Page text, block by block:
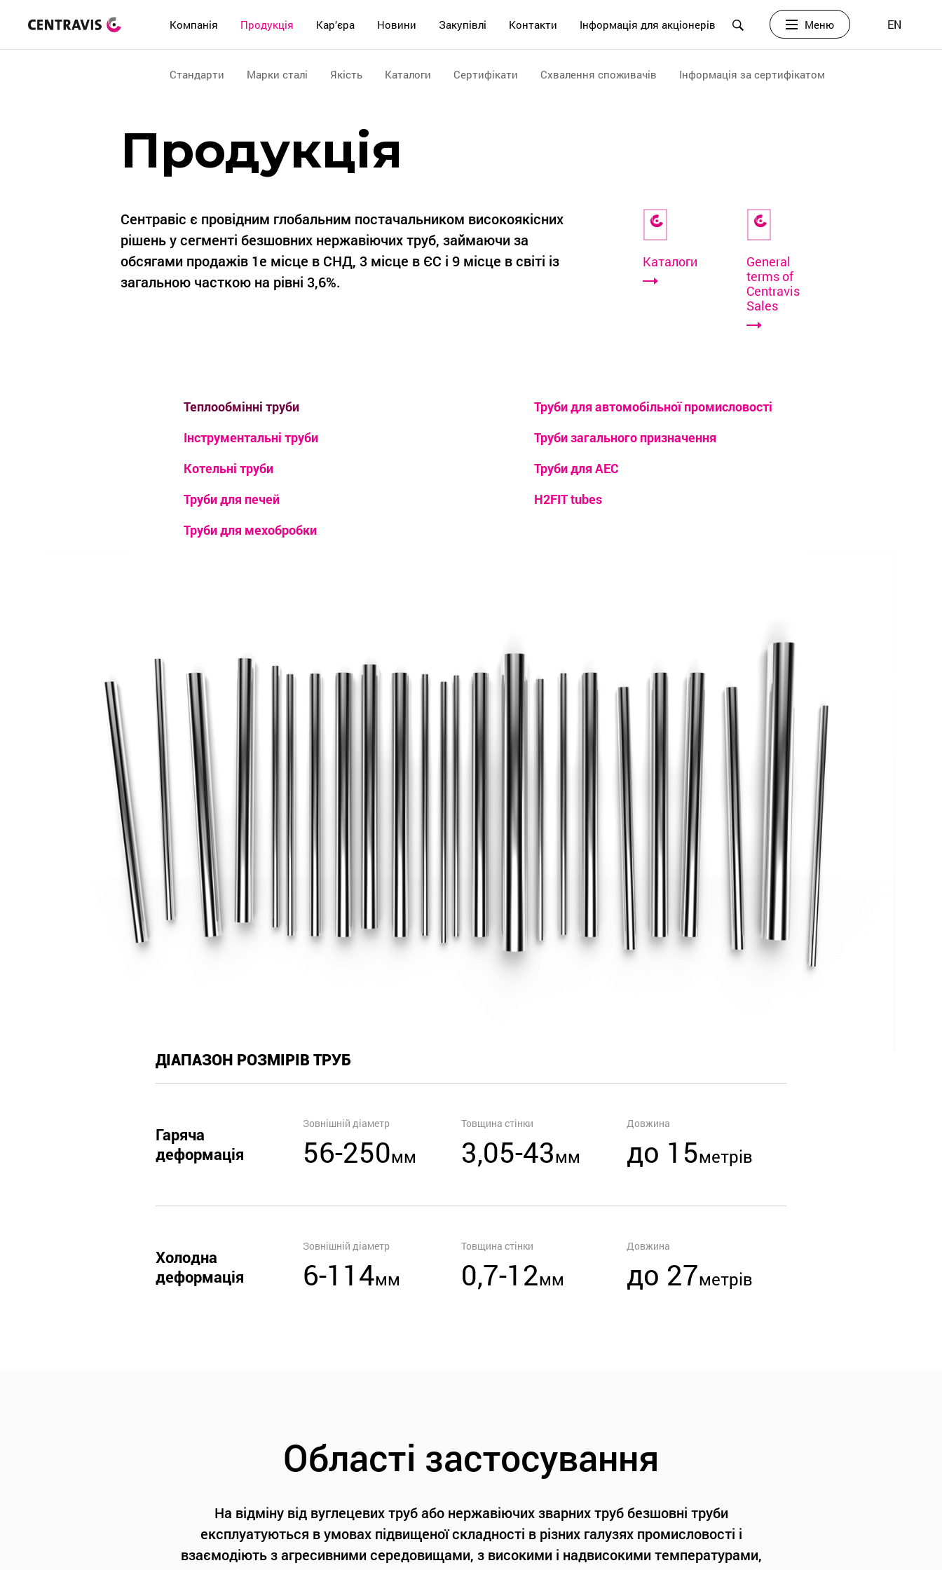
Компанія Продукція
Стандарти Марки сталі Якість Каталоги Сертифікати Схвалення споживачів Інформація за сертифікатом
Кар’єра Новини Закупівлі Контакти Інформація для акціонерів Меню EN
Продукція
Сентравіс є провідним глобальним постачальником високоякісних
рішень у сегменті безшовних нержавіючих труб, займаючи за
обсягами продажів 1е місце в СНД, 3 місце в ЄС і 9 місце в світі із
загальною часткою на рівні 3,6%.
Каталоги
General
terms of
Centravis
Sales
Теплообмінні труби
Інструментальні труби
Котельні труби
Труби для печей
Труби для мехобробки
Труби для автомобільної промисловості
Труби загального призначення
Труби для АЕС
H2FIT tubes
ДІАПАЗОН РОЗМІРІВ ТРУБ
Гаряча
деформація
Зовнішній діаметр
56-250мм
Товщина стінки
3,05-43мм
Довжина
до 15метрів
Холодна
деформація
Зовнішній діаметр
6-114мм
Товщина стінки
0,7-12мм
Довжина
до 27метрів
Області застосування
На відміну від вуглецевих труб або нержавіючих зварних труб безшовні труби
експлуатуються в умовах підвищеної складності в різних галузях промисловості і
взаємодіють з агресивними середовищами, з високими і надвисокими температурами,